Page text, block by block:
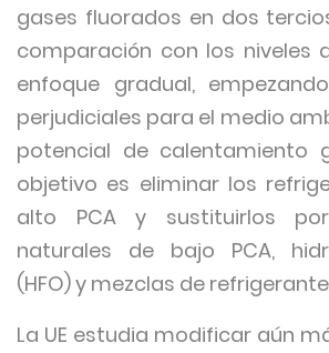
gases fluorados en dos
comparación con los niveles
enfoque gradual,
perjudiciales para el medio
potencial de calentamiento
objetivo es eliminar los
alto PCA y sustituirlos
naturales de bajo PCA,
(HFO) y mezclas de
La UE estudia modificar aún